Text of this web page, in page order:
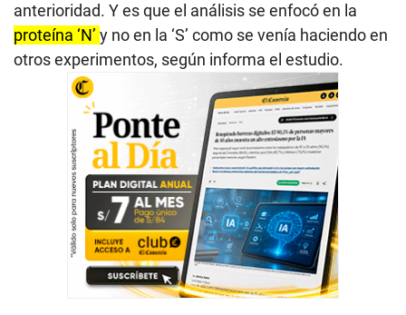
anterioridad. Y es que el análisis se enfocó en la
proteína ‘N’ y no en la ‘S’ como se venía haciendo en
otros experimentos, según informa el estudio.